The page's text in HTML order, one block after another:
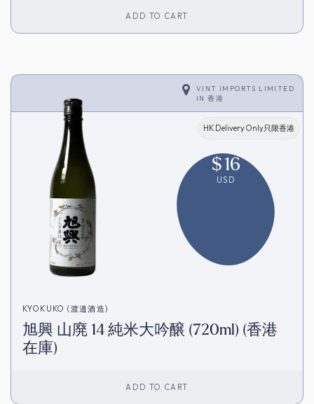
ADD TO CART
VINT IMPORTS LIMITED
IN香港
HK Delivery Only只限香港
$16
USD
KYOKUKO (渡邉酒造)
旭興 ⼭廃 14 純⽶⼤吟醸 (720ml) (香港
在庫)
ADD TO CART